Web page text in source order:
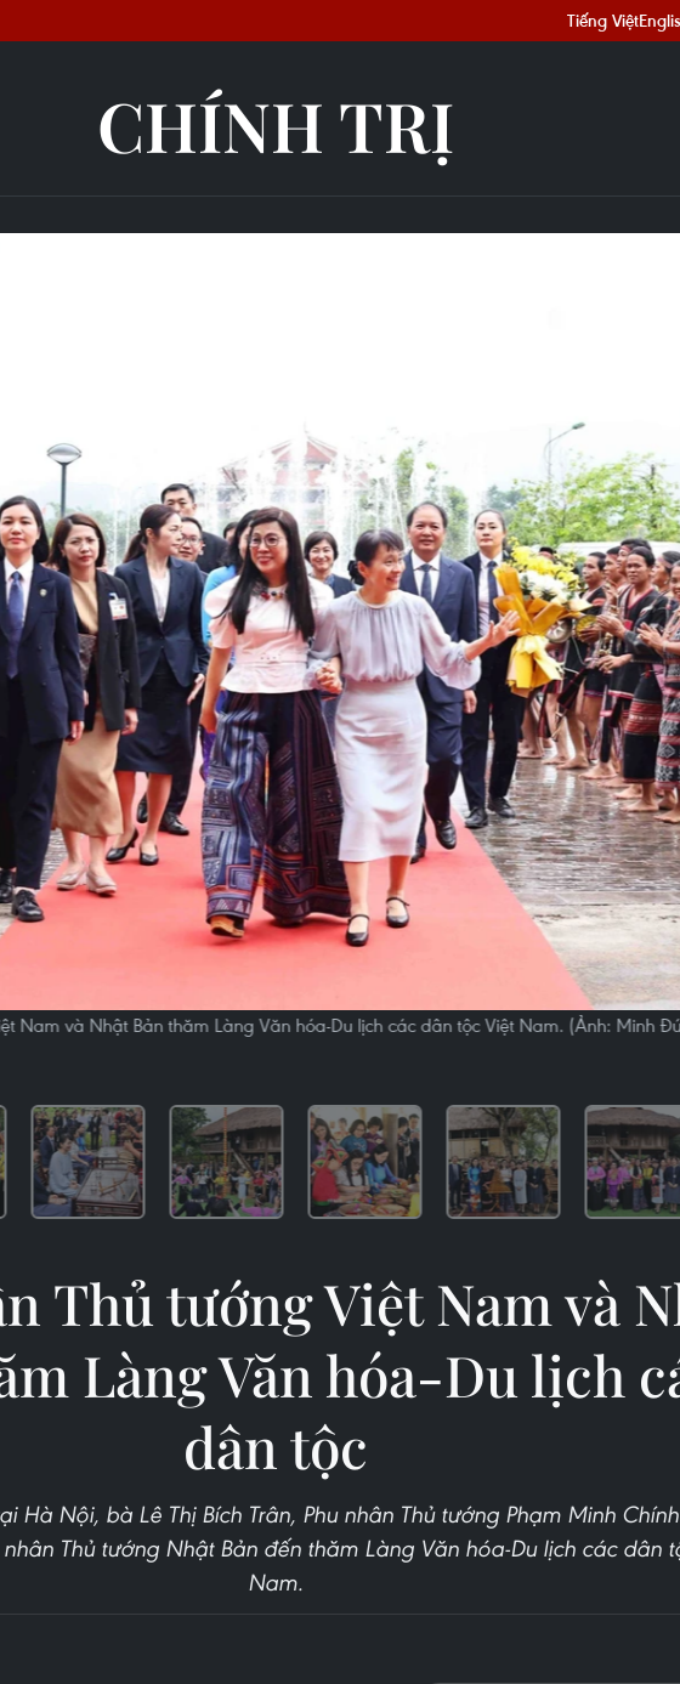
Tiếng Việt
CHÍNH TRỊ
Nam và Nhật Bản thăm Làng Văn hóa-Du lịch các dân tộc Việt Nam. (Ảnh: Minh
Thủ tướng Việt Nam và
Làng Văn hóa-Du lịch
dân tộc
Hà Nội, bà Lê Thị Bích Trân, Phu nhân Thủ tướng Phạm Minh
nhân Thủ tướng Nhật Bản đến thăm Làng Văn hóa-Du lịch các dân
Nam.